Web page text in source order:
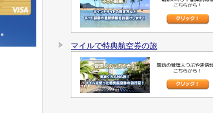
マイルで特典航空券の旅